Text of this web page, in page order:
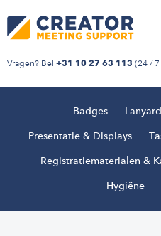
Vragen? Bel +31 10 27 63 113 (24 /
Badges
Presentatie & Displays
Registratiematerialen &
Hygiëne